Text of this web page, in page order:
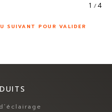
1 4
SUIVANT POUR VALIDER